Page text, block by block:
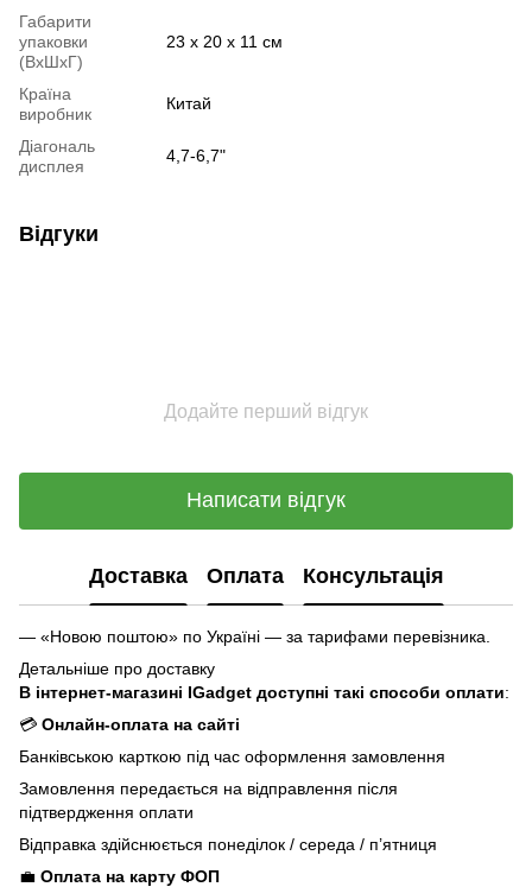
Габарити
упаковки
(ВхШхГ)
23 х 20 х 11 см
Країна
виробник
Китай
Діагональ
дисплея
4,7-6,7"
Відгуки
Додайте перший відгук
Написати відгук
Доставка Оплата Консультація
— «Новою поштою» по Україні — за тарифами перевізника.
Детальніше про доставку
В інтернет-магазині IGadget доступні такі способи оплати:
💳 Онлайн-оплата на сайті
Банківською карткою під час оформлення замовлення
Замовлення передається на відправлення після
підтвердження оплати
Відправка здійснюється понеділок / середа / п’ятниця
💼 Оплата на карту ФОП